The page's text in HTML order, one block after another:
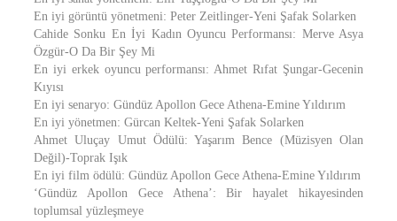
En iyi görüntü yönetmeni: Peter Zeitlinger-Yeni Şafak Solarken
Cahide Sonku En İyi Kadın Oyuncu Performansı: Merve Asya
Özgür-O Da Bir Şey Mi
En iyi erkek oyuncu performansı: Ahmet Rıfat Şungar-Gecenin
Kıyısı
En iyi senaryo: Gündüz Apollon Gece Athena-Emine Yıldırım
En iyi yönetmen: Gürcan Keltek-Yeni Şafak Solarken
Ahmet Uluçay Umut Ödülü: Yaşarım Bence (Müzisyen Olan
Değil)-Toprak Işık
En iyi film ödülü: Gündüz Apollon Gece Athena-Emine Yıldırım
‘Gündüz Apollon Gece Athena’: Bir hayalet hikayesinden
toplumsal yüzleşmeye